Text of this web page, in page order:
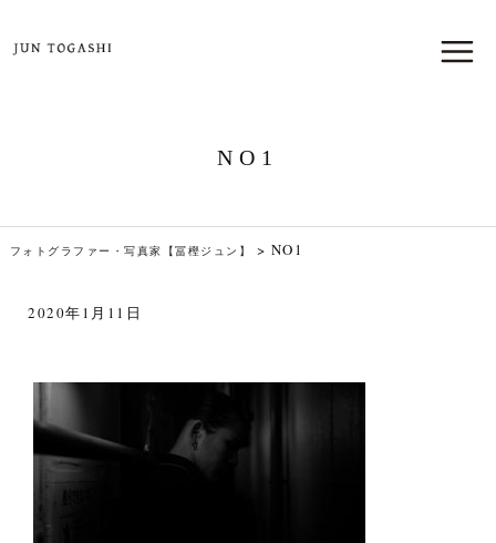
NO1
フォトグラファー・写真家【冨樫ジュン】 > NO1
2020年1月11日